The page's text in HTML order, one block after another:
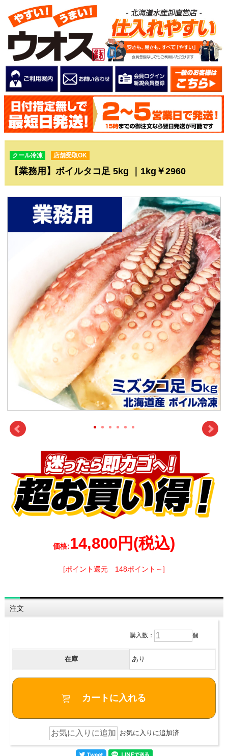
クール冷凍 店舗受取OK
【業務用】ボイルタコ足 5kg ｜1kg￥2960
価格:14,800円(税込)
[ポイント還元 148ポイント～]
注文
購入数： 個
在庫 あり
お気に入りに追加済